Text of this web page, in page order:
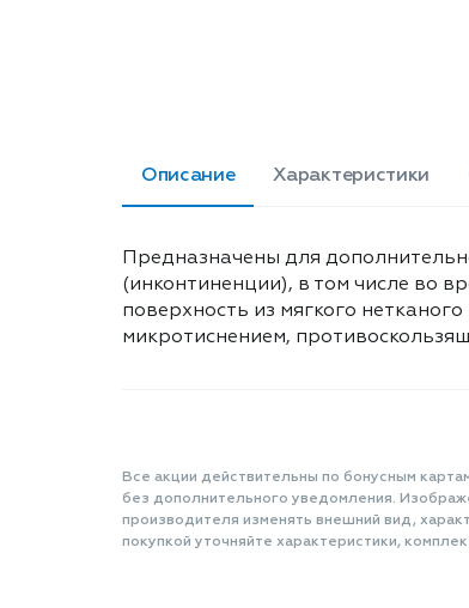
Описание Характеристики
Предназначены для
(инконтиненции), в том числе во
поверхность из мягкого
микротиснением,
Все акции действительны по бонусным
без дополнительного уведомления.
производителя изменять внешний вид,
покупкой уточняйте характеристики,